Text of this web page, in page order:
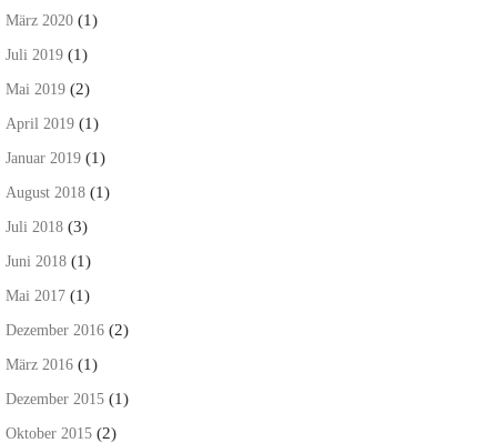
März 2020 (1)
Juli 2019 (1)
Mai 2019 (2)
April 2019 (1)
Januar 2019 (1)
August 2018 (1)
Juli 2018 (3)
Juni 2018 (1)
Mai 2017 (1)
Dezember 2016 (2)
März 2016 (1)
Dezember 2015 (1)
Oktober 2015 (2)